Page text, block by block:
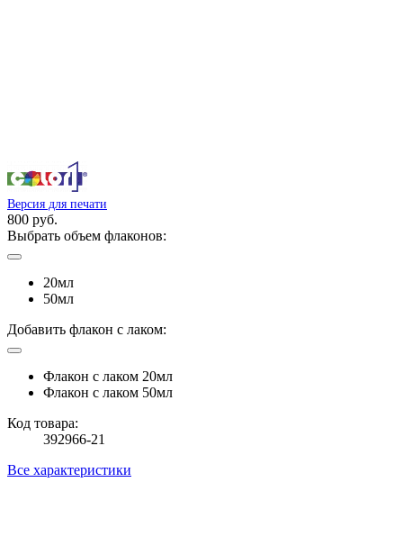
Версия для печати
800 руб.
Выбрать объем флаконов:
20мл
50мл
Добавить флакон с лаком:
Флакон с лаком 20мл
Флакон с лаком 50мл
Код товара:
392966-21
Все характеристики